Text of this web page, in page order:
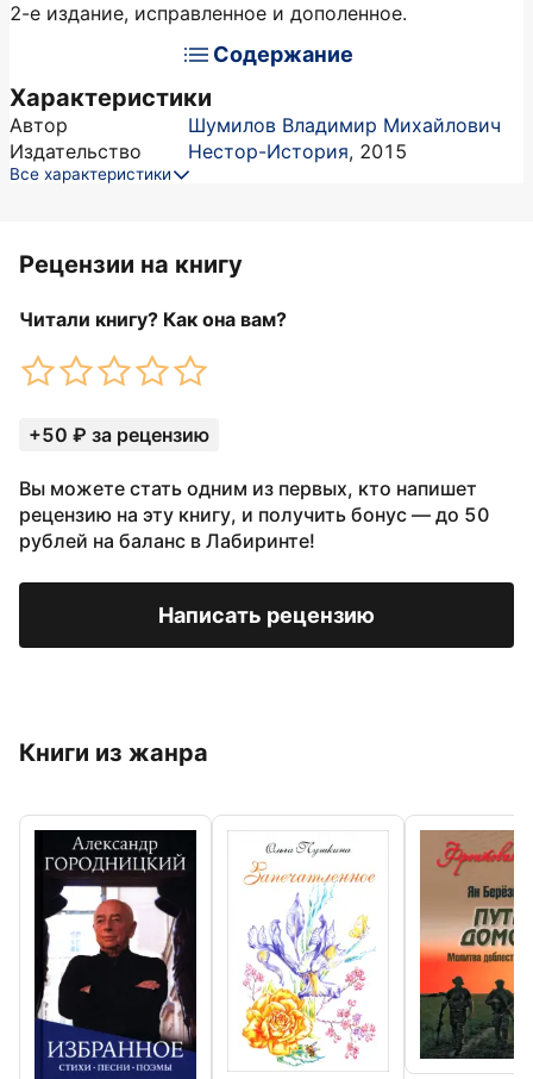
2-е издание, исправленное и дополенное.
Содержание
Характеристики
Автор
Шумилов Владимир Михайлович
Издательство
Нестор-История, 2015
Все характеристики
Рецензии на книгу
Читали книгу? Как она вам?
+50 ₽ за рецензию
Вы можете стать одним из первых, кто напишет
рецензию на эту книгу, и получить бонус — до 50
рублей на баланс в Лабиринте!
Написать рецензию
Книги из жанра